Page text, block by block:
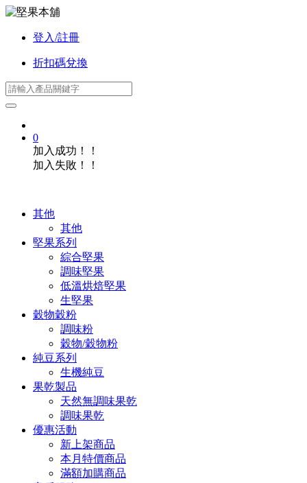
登入/註冊
折扣碼兌換
0
加入成功！！
加入失敗！！
其他
其他
堅果系列
綜合堅果
調味堅果
低溫烘焙堅果
生堅果
穀物穀粉
調味粉
穀物/穀物粉
純豆系列
生機純豆
果乾製品
天然無調味果乾
調味果乾
優惠活動
新上架商品
本月特價商品
滿額加購商品